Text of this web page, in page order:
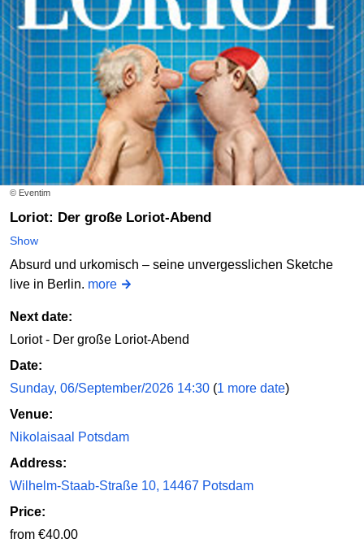
© Eventim
Loriot: Der große Loriot-Abend
Show
Absurd und urkomisch – seine unvergesslichen Sketche
live in Berlin. more
Next date:
Loriot - Der große Loriot-Abend
Date:
Sunday, 06/September/2026 14:30 (1 more date)
Venue:
Nikolaisaal Potsdam
Address:
Wilhelm-Staab-Straße 10, 14467 Potsdam
Price:
from €40.00